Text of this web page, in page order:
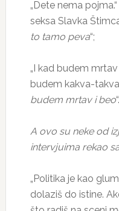
„Dete nema
seksa Slavka
to tamo peva“;
„I kad budem
budem kakva-takva
budem mrtav i beo“.
A ovo su neke od
intervjuima rekao
„Politika je kao
dolaziš do istine.